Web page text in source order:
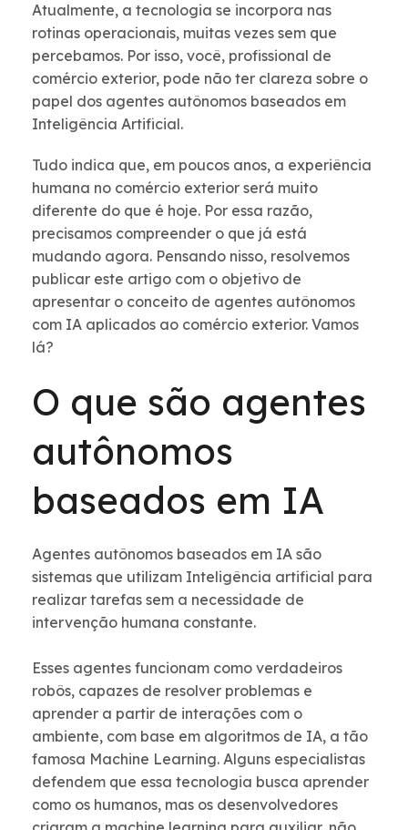
Atualmente, a tecnologia se incorpora nas
rotinas operacionais, muitas vezes sem que
percebamos. Por isso, você, profissional de
comércio exterior, pode não ter clareza sobre o
papel dos agentes autônomos baseados em
Inteligência Artificial.
Tudo indica que, em poucos anos, a experiência
humana no comércio exterior será muito
diferente do que é hoje. Por essa razão,
precisamos compreender o que já está
mudando agora. Pensando nisso, resolvemos
publicar este artigo com o objetivo de
apresentar o conceito de agentes autônomos
com IA aplicados ao comércio exterior. Vamos
lá?
O que são agentes
autônomos
baseados em IA
Agentes autônomos baseados em IA são
sistemas que utilizam Inteligência artificial para
realizar tarefas sem a necessidade de
intervenção humana constante.
Esses agentes funcionam como verdadeiros
robôs, capazes de resolver problemas e
aprender a partir de interações com o
ambiente, com base em algoritmos de IA, a tão
famosa Machine Learning. Alguns especialistas
defendem que essa tecnologia busca aprender
como os humanos, mas os desenvolvedores